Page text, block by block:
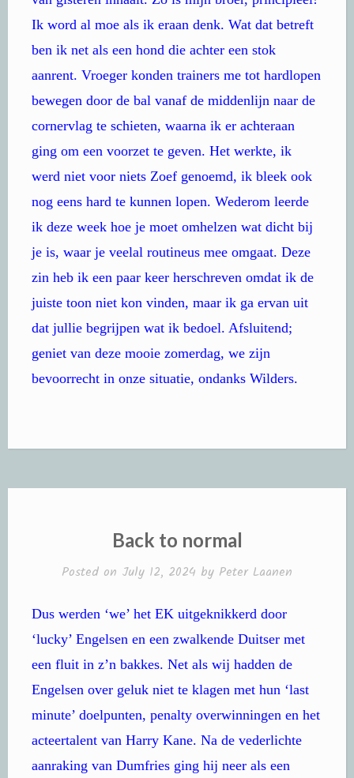
Ik word al moe als ik eraan denk. Wat dat betreft
ben ik net als een hond die achter een stok
aanrent. Vroeger konden trainers me tot hardlopen
bewegen door de bal vanaf de middenlijn naar de
cornervlag te schieten, waarna ik er achteraan
ging om een voorzet te geven. Het werkte, ik
werd niet voor niets Zoef genoemd, ik bleek ook
nog eens hard te kunnen lopen. Wederom leerde
ik deze week hoe je moet omhelzen wat dicht bij
je is, waar je veelal routineus mee omgaat. Deze
zin heb ik een paar keer herschreven omdat ik de
juiste toon niet kon vinden, maar ik ga ervan uit
dat jullie begrijpen wat ik bedoel. Afsluitend;
geniet van deze mooie zomerdag, we zijn
bevoorrecht in onze situatie, ondanks Wilders.
Back to normal
Posted on July 12, 2024 by Peter Laanen
Dus werden ‘we’ het EK uitgeknikkerd door
‘lucky’ Engelsen en een zwalkende Duitser met
een fluit in z’n bakkes. Net als wij hadden de
Engelsen over geluk niet te klagen met hun ‘last
minute’ doelpunten, penalty overwinningen en het
acteertalent van Harry Kane. Na de vederlichte
aanraking van Dumfries ging hij neer als een